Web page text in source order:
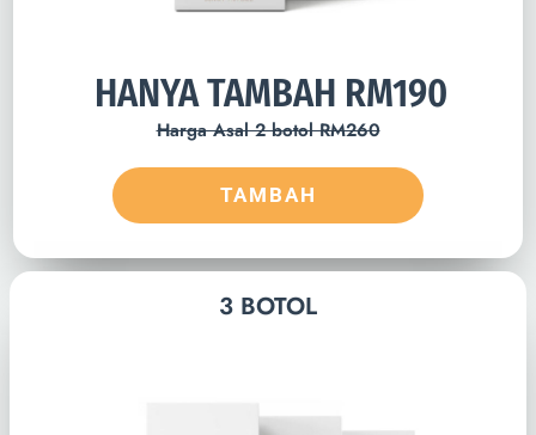
HANYA TAMBAH RM190
Harga Asal 2 botol RM260
TAMBAH
3 BOTOL